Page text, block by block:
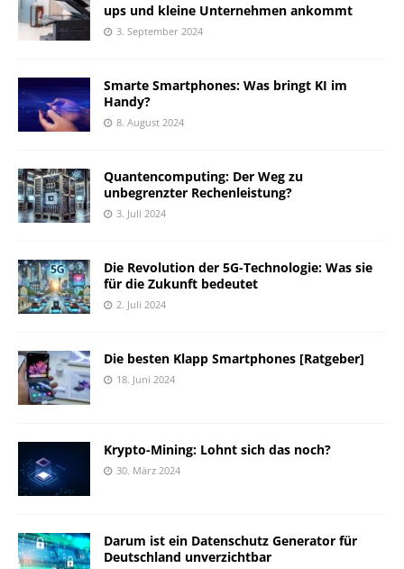
ups und kleine Unternehmen ankommt
3. September 2024
Smarte Smartphones: Was bringt KI im
Handy?
8. August 2024
Quantencomputing: Der Weg zu
unbegrenzter Rechenleistung?
3. Juli 2024
Die Revolution der 5G-Technologie: Was sie
für die Zukunft bedeutet
2. Juli 2024
Die besten Klapp Smartphones [Ratgeber]
18. Juni 2024
Krypto-Mining: Lohnt sich das noch?
30. März 2024
Darum ist ein Datenschutz Generator für
Deutschland unverzichtbar